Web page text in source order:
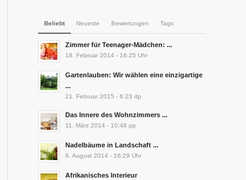
Beliebt Neueste Bewertungen Tags
Zimmer für Teenager-Mädchen: ...
18. Februar 2014 - 16:25 Uhr
Gartenlauben: Wir wählen eine einzigartige
...
21. Februar 2015 - 6:23 dp
Das Innere des Wohnzimmers ...
11. März 2014 - 10:48 pp
Nadelbäume in Landschaft ...
6. August 2014 - 16:29 Uhr
Afrikanisches Interieur